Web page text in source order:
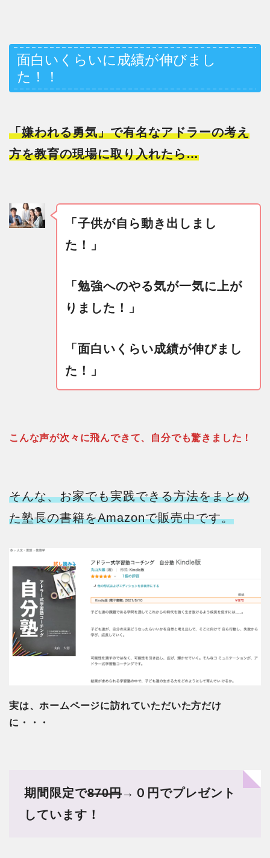
面白いくらいに成績が伸びまし
た！！
「嫌われる勇気」で有名なアドラーの考え
方を教育の現場に取り入れたら…
「子供が自ら動き出しまし
た！」
「勉強へのやる気が一気に上が
りました！」
「面白いくらい成績が伸びまし
た！」
こんな声が次々に飛んできて、自分でも驚きました！
そんな、お家でも実践できる方法をまとめ
た塾長の書籍をAmazonで販売中です。
実は、ホームページに訪れていただいた方だけ
に・・・
期間限定で870円→０円でプレゼント
しています！